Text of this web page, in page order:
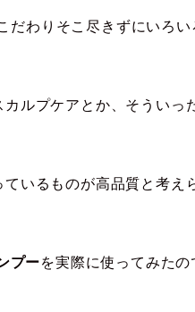
だわりそこ尽きずにいろい
ルプケアとか、そういっ
いるものが高品質と考え
プーを実際に使ってみたの